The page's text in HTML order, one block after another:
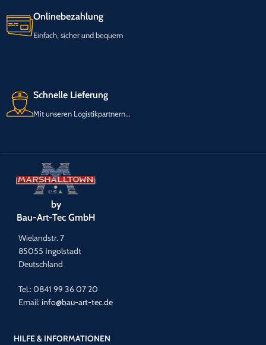
Onlinebezahlung
Einfach, sicher und bequem
Schnelle Lieferung
Mit unseren Logistikpartnern...
by
Bau-Art-Tec GmbH
Wielandstr. 7
85055 Ingolstadt
Deutschland
Tel.: 0841 99 36 07 20
Email:info@bau-art-tec.de
HILFE & INFORMATIONEN